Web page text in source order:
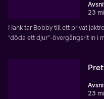
23
Hank tar Bobby till ett privat
"döda ett djur"-övergångsrit in i
23